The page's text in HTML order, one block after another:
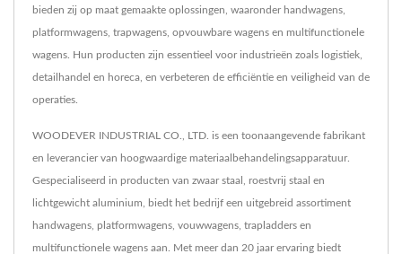
bieden zij op maat gemaakte oplossingen, waaronder handwagens,
platformwagens, trapwagens, opvouwbare wagens en multifunctionele
wagens. Hun producten zijn essentieel voor industrieën zoals logistiek,
detailhandel en horeca, en verbeteren de efficiëntie en veiligheid van de
operaties.
WOODEVER INDUSTRIAL CO., LTD. is een toonaangevende fabrikant
en leverancier van hoogwaardige materiaalbehandelingsapparatuur.
Gespecialiseerd in producten van zwaar staal, roestvrij staal en
lichtgewicht aluminium, biedt het bedrijf een uitgebreid assortiment
handwagens, platformwagens, vouwwagens, trapladders en
multifunctionele wagens aan. Met meer dan 20 jaar ervaring biedt